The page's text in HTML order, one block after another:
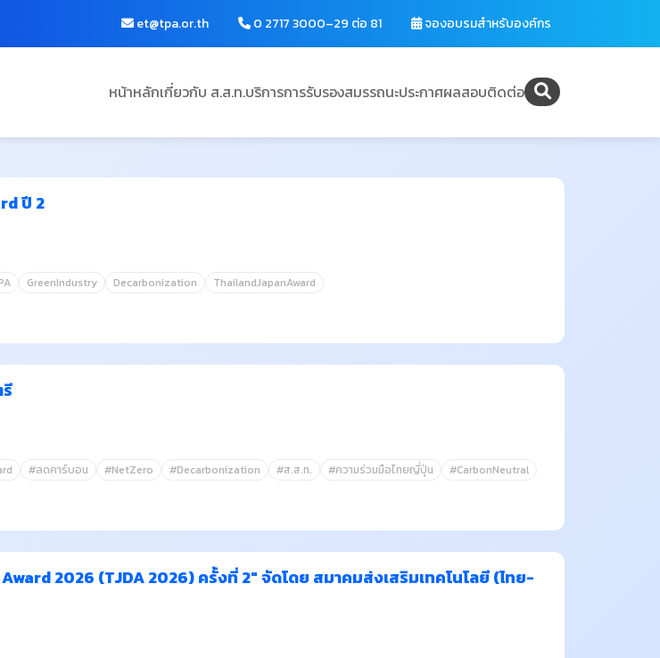
et@tpa.or.th 0 2717 3000–29 ต่อ 81 จองอบรมสำหรับองค์กร
หน้าหลักเกี่ยวกับ ส.ส.ท.บริการการรับรองสมรรถนะประกาศผลสอบติดต่อ
ปี 2
GreenIndustry Decarbonization ThailandJapanAward
#ลดคาร์บอน #NetZero #Decarbonization #ส.ส.ท. #ความร่วมมือไทยญี่ปุ่น #CarbonNeutral
2026 (TJDA 2026) ครั้งที่ 2" จัดโดย สมาคมส่งเสริมเทคโนโลยี (ไทย-